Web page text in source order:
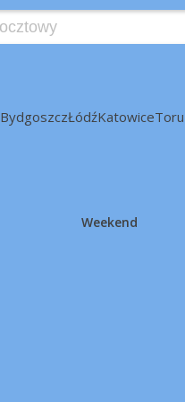
BydgoszczŁódźKatowice
Weekend